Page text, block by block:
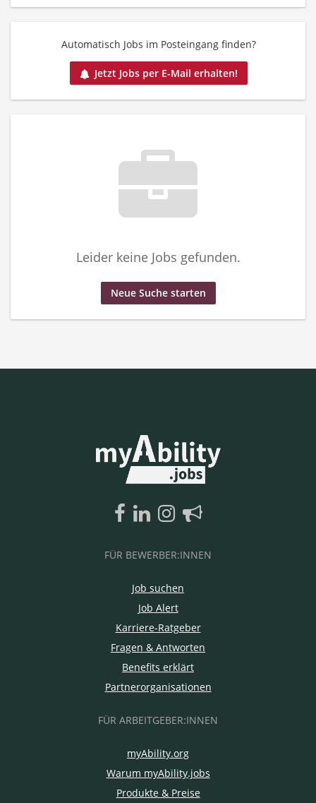
Automatisch Jobs im Posteingang finden?
Jetzt Jobs per E-Mail erhalten!
Leider keine Jobs gefunden.
Neue Suche starten
FÜR BEWERBER:INNEN
Job suchen
Job Alert
Karriere-Ratgeber
Fragen & Antworten
Benefits erklärt
Partnerorganisationen
FÜR ARBEITGEBER:INNEN
myAbility.org
Warum myAbility.jobs
Produkte & Preise